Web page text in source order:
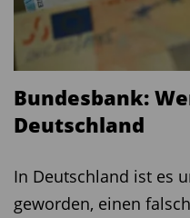
Bundesbank:
Deutschland
In Deutschland ist es
geworden, einen